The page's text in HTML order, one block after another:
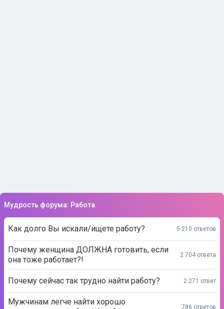
Мудрость форума: Работа
Как долго Вы искали/ищете работу? 5 210 ответов
Почему женщина ДОЛЖНА готовить, если
она тоже работает?!
2 704 ответа
Почему сейчас так трудно найти работу? 2 271 ответ
Мужчинам легче найти хорошо
786 ответов